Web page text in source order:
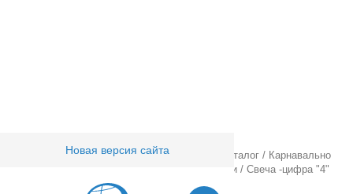
Новая версия сайта
Товары для праздника/ Оптовый каталог / Карнавально
Свечи / Свеча -цифра "4"